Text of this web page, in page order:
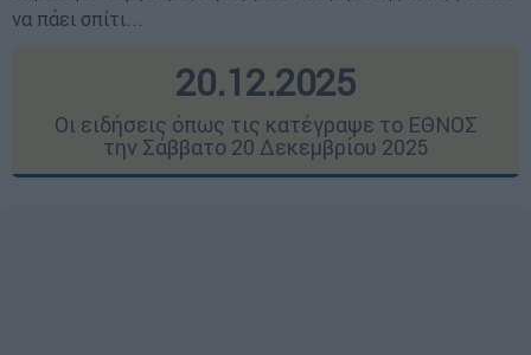
να πάει σπίτι...
20.12.2025
Οι ειδήσεις όπως τις κατέγραψε το ΕΘΝΟΣ
την Σάββατο 20 Δεκεμβρίου 2025